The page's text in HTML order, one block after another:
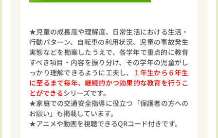
★児童の成長度や理解度、日常生活における生活・
行動パターン、自転車の利用状況、児童の事故発生
実態などを勘案したうえで、各学年で重点的に教育
すべき項目・内容を振り分け、その学年の児童がし
っかり理解できるように工夫し、 １年生から６年生
に至るまで毎年、継続的かつ効果的な教育を行うこ
とができるシリーズです。
★家庭での交通安全指導に役立つ「保護者の方への
お願い」も掲載しています。
★アニメや動画を視聴できるQRコード付きです。